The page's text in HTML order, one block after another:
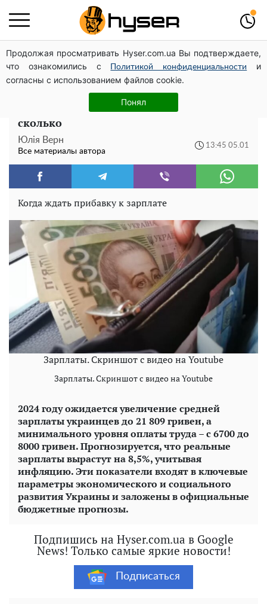
Продолжая просматривать Hyser.com.ua Вы подтверждаете,
что ознакомились с
Политикой конфиденциальности
и
согласны с использованием файлов cookie.
Понял
Елена Тополя слив видео – это далеко не все:
фронтмен "Антитела" Тарас Тополя стал следующим
Теперь точно заживем на широкую ногу:
в Украине повысят зарплаты - кому и на
сколько
Юлія Верн
Все материалы автора
13:45 05.01
Когда ждать прибавку к зарплате
Зарплаты. Скриншот с видео на Youtube
Зарплаты. Скриншот с видео на Youtube
2024 году ожидается увеличение средней
зарплаты украинцев до 21 809 гривен, а
минимального уровня оплаты труда – с 6700 до
8000 гривен. Прогнозируется, что реальные
зарплаты вырастут на 8,5%, учитывая
инфляцию. Эти показатели входят в ключевые
параметры экономического и социального
развития Украины и заложены в официальные
бюджетные прогнозы.
Подпишись на Hyser.com.ua в Google
News! Только самые яркие новости!
Подписаться